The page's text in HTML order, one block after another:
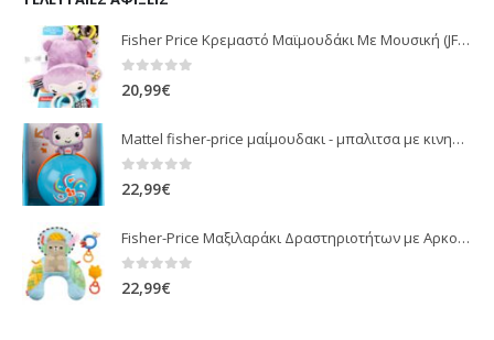
Fisher Price Κρεμαστό Μαϊμουδάκι Με Μουσική (JFF02)
0 out of 5
20,99€
Mattel fisher-price μαίμουδακι - μπαλιτσα με κινηση JLB95
22,99€
Fisher-Price Μαξιλαράκι Δραστηριοτήτων με Αρκουδάκι (JHB44)
22,99€